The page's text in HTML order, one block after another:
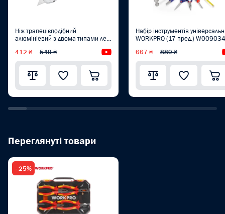
Ніж трапецієподібний
алюмініевий з двома типами лез
412 ₴ 549 ₴ Відеоогляд
Набір інструментів
WORKPRO (17 пред.) W009034
667 ₴ 889 ₴
Переглянуті товари
- 25%